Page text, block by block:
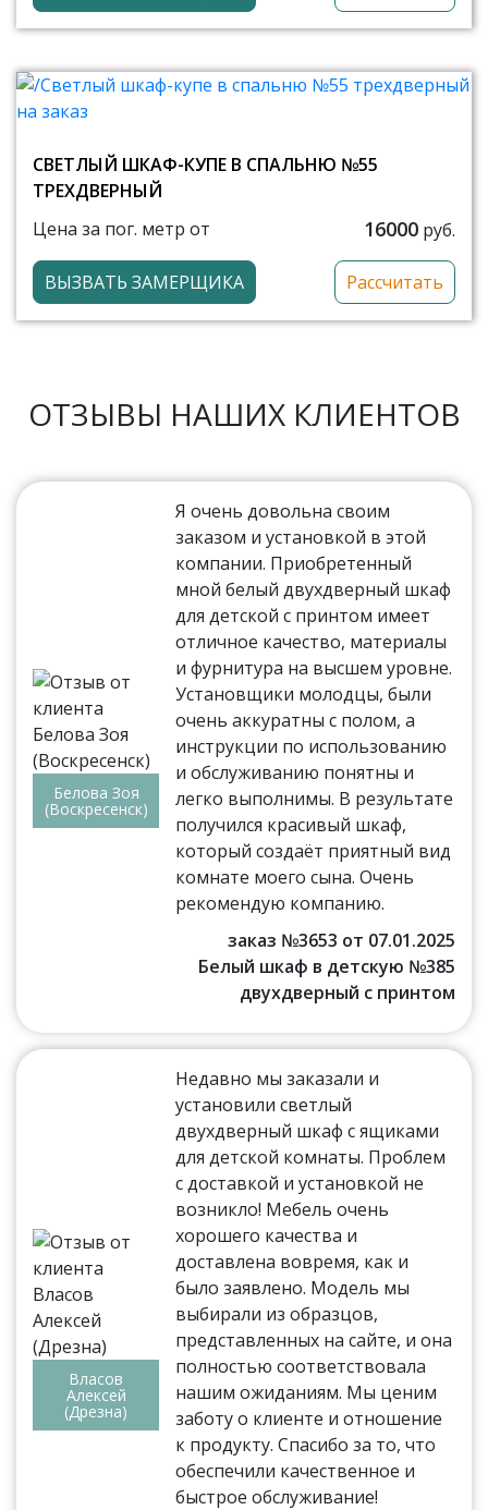
СВЕТЛЫЙ ШКАФ-КУПЕ В СПАЛЬНЮ №55
ТРЕХДВЕРНЫЙ
Цена за пог. метр от
16000 руб.
ВЫЗВАТЬ ЗАМЕРЩИКА Рассчитать
ОТЗЫВЫ НАШИХ КЛИЕНТОВ
Белова Зоя
(Воскресенск)
Я очень довольна своим
заказом и установкой в этой
компании. Приобретенный
мной белый двухдверный шкаф
для детской с принтом имеет
отличное качество, материалы
и фурнитура на высшем уровне.
Установщики молодцы, были
очень аккуратны с полом, а
инструкции по использованию
и обслуживанию понятны и
легко выполнимы. В результате
получился красивый шкаф,
который создаёт приятный вид
комнате моего сына. Очень
рекомендую компанию.
заказ №3653 от 07.01.2025
Белый шкаф в детскую №385
двухдверный с принтом
Власов
Алексей
(Дрезна)
Недавно мы заказали и
установили светлый
двухдверный шкаф с ящиками
для детской комнаты. Проблем
с доставкой и установкой не
возникло! Мебель очень
хорошего качества и
доставлена вовремя, как и
было заявлено. Модель мы
выбирали из образцов,
представленных на сайте, и она
полностью соответствовала
нашим ожиданиям. Мы ценим
заботу о клиенте и отношение
к продукту. Спасибо за то, что
обеспечили качественное и
быстрое обслуживание!